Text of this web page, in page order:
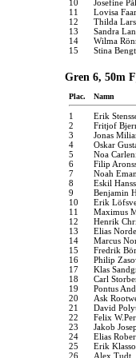
10
Josefine
11
Lovisa
12
Thilda
13
Sandra
14
Wilma
15
Stina
Gren 6, 50m
Plac. Namn
1
Erik
2
Fritjof
3
Jonas
4
Oskar
5
Noa
6
Filip
7
Noah
8
Eskil
9
Benjamin
10
Erik
11
Maximus
12
Henrik
13
Elias
14
Marcus
15
Fredrik
16
Philip
17
Klas
18
Carl
19
Pontus
20
Ask
21
David
22
Felix
23
Jakob
24
Elias
25
Erik
26
Alex Tudt